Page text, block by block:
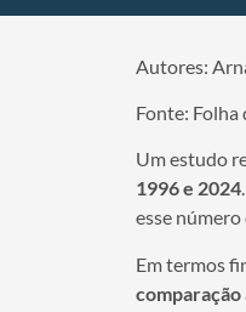
Autores:
Fonte: Folha
Um estudo
1996 e 2024
esse
Em termos
comparação